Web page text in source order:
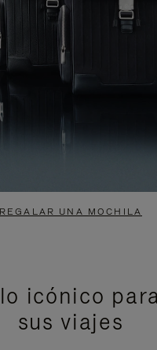
REGALAR UNA MOCHILA
icónico
sus viajes